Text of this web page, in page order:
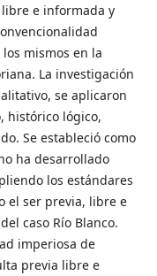
e informada y
mismos en la
La investigación
se aplicaron
histórico lógico,
Se estableció como
ha desarrollado
los estándares
el ser previa, libre e
caso Río Blanco.
imperiosa de
previa libre e